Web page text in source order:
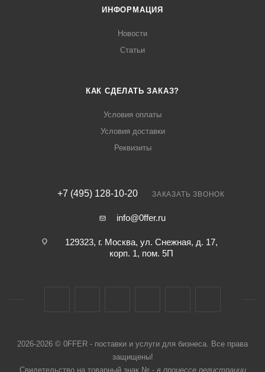
ИНФОРМАЦИЯ
Новости
Статьи
КАК СДЕЛАТЬ ЗАКАЗ?
Условия оплаты
Условия доставки
Реквизиты
+7 (495) 128-10-20 ЗАКАЗАТЬ ЗВОНОК
info@0ffer.ru
129323, г. Москва, ул. Снежная, д. 17,
корп. 1, пом. 5П
2026-2026 © 0FFER - поставки и услуги для бизнеса. Все права
защищены!
Свидетельство на товарный знак № - в процессе регистрации